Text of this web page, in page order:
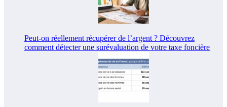
Peut-on réellement récupérer de l’argent ? Découvrez
comment détecter une surévaluation de votre taxe foncière